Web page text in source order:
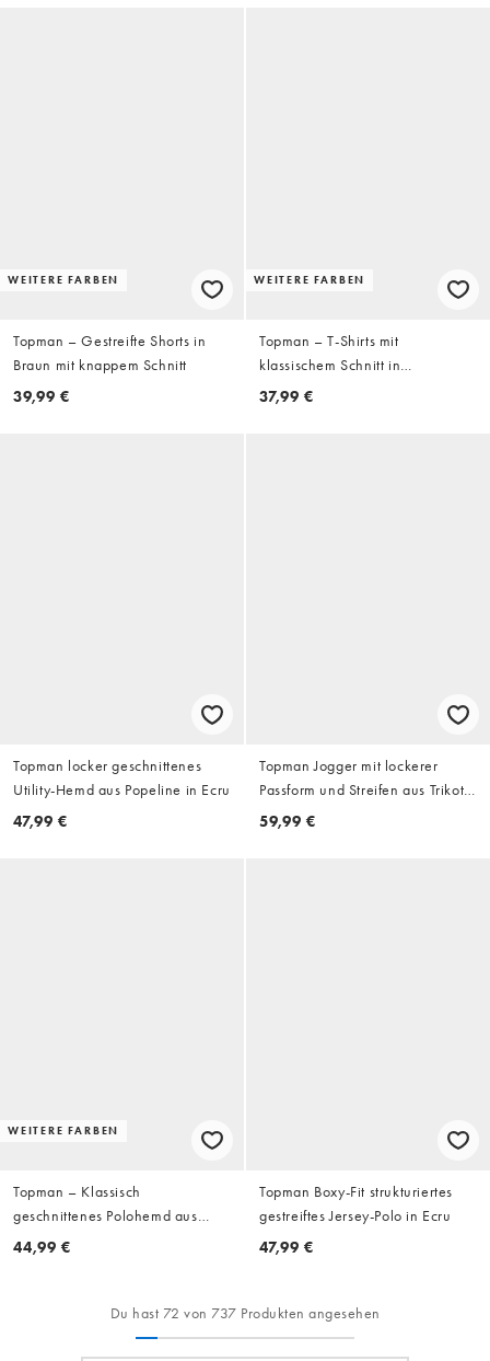
WEITERE FARBEN
Topman – Gestreifte Shorts in
Braun mit knappem Schnitt
39,99 €
WEITERE FARBEN
Topman – T-Shirts mit
klassischem Schnitt in
Marineblau, Ecru und Rosa, 3er-
37,99 €
Topman locker geschnittenes
Utility-Hemd aus Popeline in Ecru
47,99 €
Topman Jogger mit lockerer
Passform und Streifen aus Trikot
in Marineblau
59,99 €
WEITERE FARBEN
Topman – Klassisch
geschnittenes Polohemd aus
Häkelstoff in Ecru mit Streifen
44,99 €
Topman Boxy-Fit strukturiertes
gestreiftes Jersey-Polo in Ecru
47,99 €
Du hast 72 von 737 Produkten angesehen